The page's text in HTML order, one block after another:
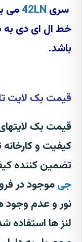
سری 42LNمی
خط ال ای دی
باشد.
قیمت بک لایت
قیمت بک
کیفیت و کارخانه
تضمین کننده
جیموجود در
نور و عدم وجود
لنز ها